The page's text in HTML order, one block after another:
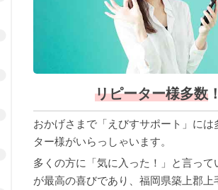
リピーター様多数 ！
おかげさまで「えびすサポート」には
ター様がいらっしゃいます。
多くの方に「気に入った！」と言って
が最高の喜びであり、福岡県築上郡上